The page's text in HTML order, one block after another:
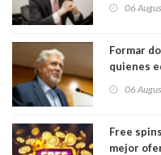
06
Formar
quienes
06
Free
mejor